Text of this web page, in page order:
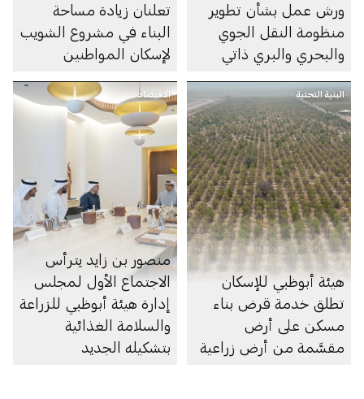
ورش عمل بشأن تطوير
منظومة النقل الجوي
والبحري والبري ذاتي
تعلنان زيادة مساحة
البناء في مشروع الشويب
لإسكان المواطنين
البنية التحتية
هيئة أبوظبي للإسكان
تطلق خدمة قرض بناء
مسكن على أرض
مقسَّمة من أرض زراعية
الاقتصاد
منصور بن زايد يترأس
الاجتماع الأول لمجلس
إدارة هيئة أبوظبي للزراعة
والسلامة الغذائية
بتشكيله الجديد